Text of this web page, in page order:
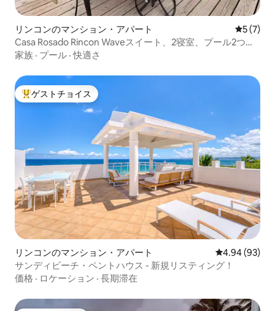
リンコンのマンション・アパート レビュー
5 (7)
Casa Rosado Rincon Waveスイート、2寝室、プール2つ付
き
家族 · プール ·快適さ
大好評のゲストチョイスです。
ゲストチョイス
リンコンのマンション・アパート レビュー93
4.94 (93)
サンディビーチ・ペントハウス - 新規リスティング！
価格 · ロケーション · 長期滞在